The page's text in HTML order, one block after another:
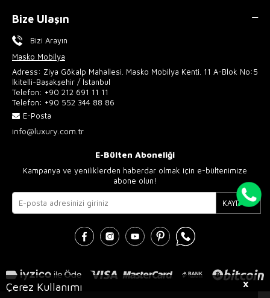
X
Çerez Kullanımı
Bize Ulaşın
Bizi Arayın
Masko Mobilya
Adress: Ziya Gökalp Mahallesi. Masko Mobilya Kenti. 11 A-Blok No:5
İkitelli-Başakşehir / İstanbul
Telefon: +90 212 691 11 11
Telefon: +90 552 344 88 86
E-Posta
info@luxury.com.tr
E-Bülten Aboneliği
Kampanya ve yeniliklerden haberdar olmak için e-bültenimize
abone olun!
KAYIT OL